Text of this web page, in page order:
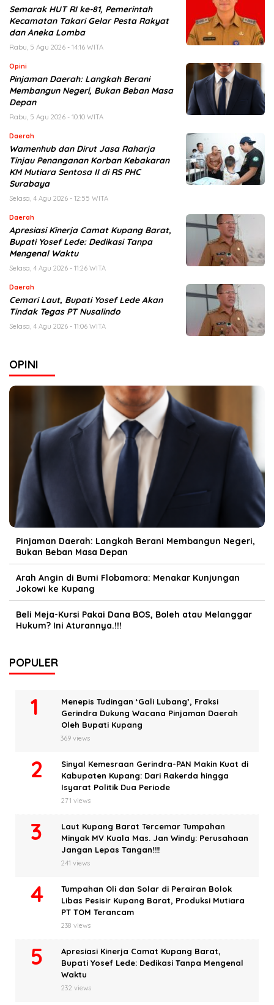
Semarak HUT RI ke-81, Pemerintah
Kecamatan Takari Gelar Pesta Rakyat
dan Aneka Lomba
Rabu, 5 Agu 2026 - 14:16 WITA
Opini
Pinjaman Daerah: Langkah Berani
Membangun Negeri, Bukan Beban Masa
Depan
Rabu, 5 Agu 2026 - 10:10 WITA
Daerah
Wamenhub dan Dirut Jasa Raharja
Tinjau Penanganan Korban Kebakaran
KM Mutiara Sentosa II di RS PHC
Surabaya
Selasa, 4 Agu 2026 - 12:55 WITA
Daerah
Apresiasi Kinerja Camat Kupang Barat,
Bupati Yosef Lede: Dedikasi Tanpa
Mengenal Waktu
Selasa, 4 Agu 2026 - 11:26 WITA
Daerah
Cemari Laut, Bupati Yosef Lede Akan
Tindak Tegas PT Nusalindo
Selasa, 4 Agu 2026 - 11:06 WITA
OPINI
Pinjaman Daerah: Langkah Berani Membangun Negeri,
Bukan Beban Masa Depan
Arah Angin di Bumi Flobamora: Menakar Kunjungan
Jokowi ke Kupang
Beli Meja-Kursi Pakai Dana BOS, Boleh atau Melanggar
Hukum? Ini Aturannya.!!!
POPULER
Menepis Tudingan ‘Gali Lubang’, Fraksi
Gerindra Dukung Wacana Pinjaman Daerah
Oleh Bupati Kupang
369 views
Sinyal Kemesraan Gerindra-PAN Makin Kuat di
Kabupaten Kupang: Dari Rakerda hingga
Isyarat Politik Dua Periode
271 views
Laut Kupang Barat Tercemar Tumpahan
Minyak MV Kuala Mas. Jan Windy: Perusahaan
Jangan Lepas Tangan!!!!
241 views
Tumpahan Oli dan Solar di Perairan Bolok
Libas Pesisir Kupang Barat, Produksi Mutiara
PT TOM Terancam
238 views
Apresiasi Kinerja Camat Kupang Barat,
Bupati Yosef Lede: Dedikasi Tanpa Mengenal
Waktu
232 views